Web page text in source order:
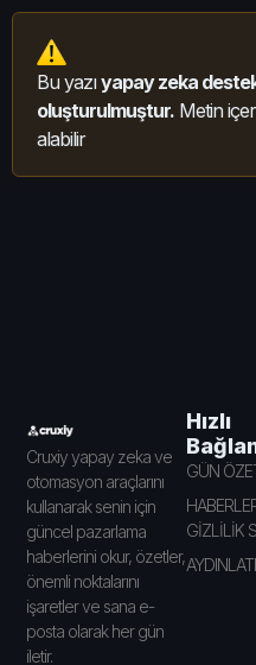
Bu yazıyapay zeka
oluşturulmuştur. Metin
alabilir
Cruxiy yapay zeka ve
otomasyon araçlarını
kullanarak senin için
güncel pazarlama
haberlerini okur, özetler,
önemli noktalarını
işaretler ve sana e-
posta olarak her gün
iletir.
Hızlı
GÜN
GİZLİLİK